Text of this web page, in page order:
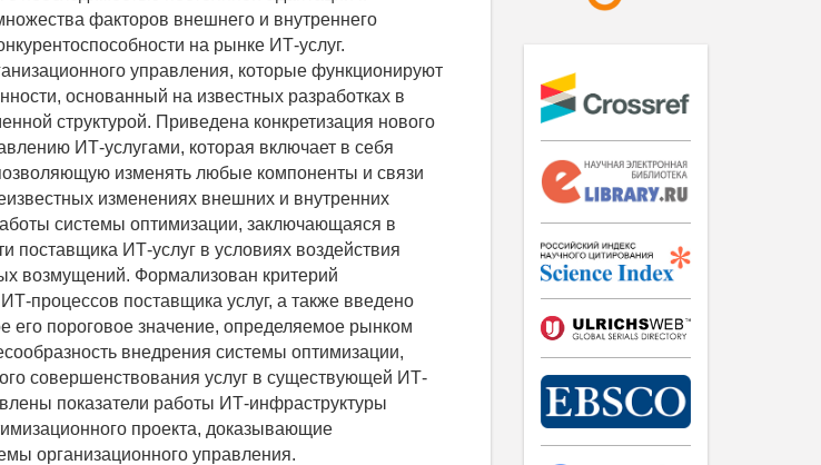
факторов внешнего и внутреннего
на рынке ИТ-услуг.
управления, которые функционируют
основанный на известных разработках в
структурой. Приведена конкретизация нового
ИТ-услугами, которая включает в себя
изменять любые компоненты и связи
изменениях внешних и внутренних
системы оптимизации, заключающаяся в
поставщика ИТ-услуг в условиях воздействия
возмущений. Формализован критерий
процессов поставщика услуг, а также введено
его пороговое значение, определяемое рынком
внедрения системы оптимизации,
совершенствования услуг в существующей ИТ-
показатели работы ИТ-инфраструктуры
проекта, доказывающие
организационного управления.